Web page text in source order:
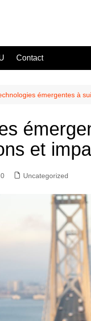
Contact
émergentes à
et
0 Uncategorized